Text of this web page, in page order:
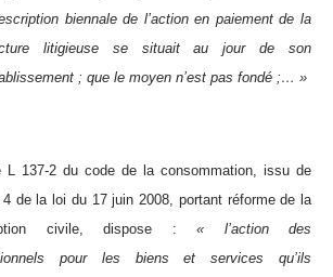
biennale de l’action en paiement de la
litigieuse se situait au jour de son
; que le moyen n’est pas fondé ;… »
L 137-2 du code de la consommation, issu de
4 de la loi du 17 juin 2008, portant réforme de la
civile, dispose : « l’action des
pour les biens et services qu’ils